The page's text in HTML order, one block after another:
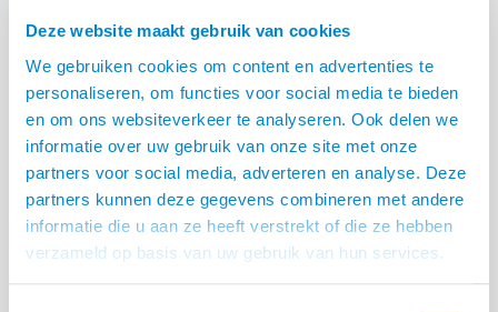
Deze website maakt gebruik van cookies
We gebruiken cookies om content en advertenties te
personaliseren, om functies voor social media te bieden
en om ons websiteverkeer te analyseren. Ook delen we
informatie over uw gebruik van onze site met onze
partners voor social media, adverteren en analyse. Deze
partners kunnen deze gegevens combineren met andere
informatie die u aan ze heeft verstrekt of die ze hebben
verzameld op basis van uw gebruik van hun services.
NK IJslandse paarden Oirschot 2026
Lees alle blogs